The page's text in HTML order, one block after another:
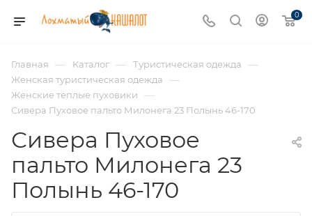
0
Главная — Каталог — Туристическая одежда —
Женская туристическая одежда —
Женские теплые пуховики —
Сивера Пуховое пальто Милонега 23 Полынь 46-170
Сивера Пуховое
пальто Милонега 23
Полынь 46-170